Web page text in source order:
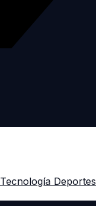
Tecnología Deportes